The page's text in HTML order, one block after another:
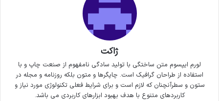
ژاکت
لورم ایپسوم متن ساختگی با تولید سادگی نامفهوم از صنعت چاپ و با
استفاده از طراحان گرافیک است. چاپگرها و متون بلکه روزنامه و مجله در
ستون و سطرآنچنان که لازم است و برای شرایط فعلی تکنولوژی مورد نیاز و
کاربردهای متنوع با هدف بهبود ابزارهای کاربردی می باشد.